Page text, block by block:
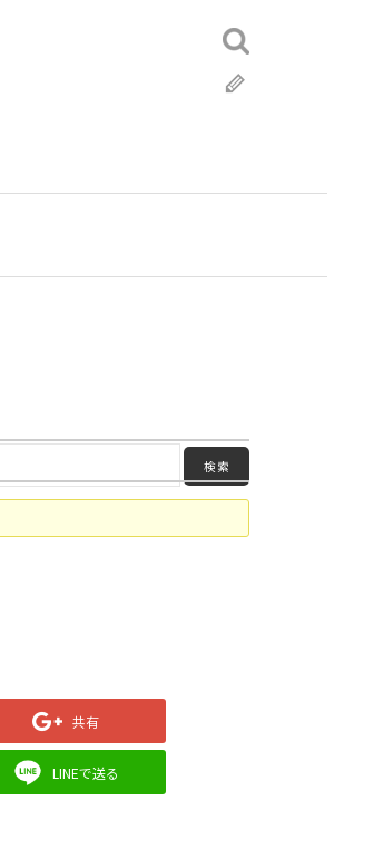
検
索:
共有
LINEで送る